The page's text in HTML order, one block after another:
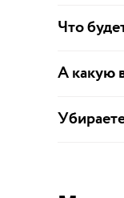
Что
А какую